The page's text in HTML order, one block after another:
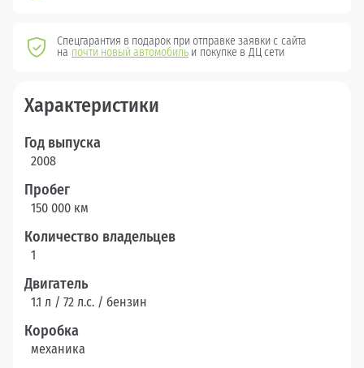
Спецгарантия в подарок при отправке заявки с сайта
на почти новый автомобиль и покупке в ДЦ сети
Характеристики
Год выпуска
2008
Пробег
150 000 км
Количество владельцев
1
Двигатель
1.1 л / 72 л.c. / бензин
Коробка
механика